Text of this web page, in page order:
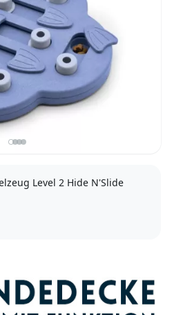
Level 2 Hide N'Slide